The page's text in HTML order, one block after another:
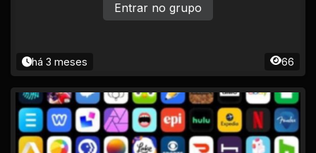
há 3 meses 66
Entrar no grupo